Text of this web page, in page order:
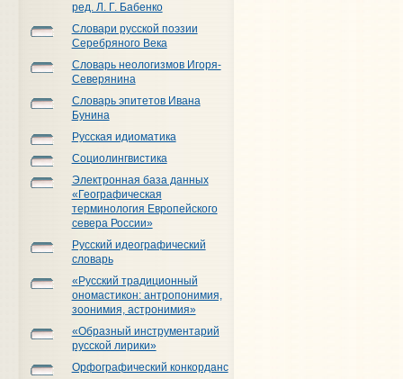
ред. Л. Г. Бабенко
Словари русской поэзии
Серебряного Века
Словарь неологизмов Игоря-
Северянина
Словарь эпитетов Ивана
Бунина
Русская идиоматика
Социолингвистика
Электронная база данных
«Географическая
терминология Европейского
севера России»
Русский идеографический
словарь
«Русский традиционный
ономастикон: антропонимия,
зоонимия, астронимия»
«Образный инструментарий
русской лирики»
Орфографический конкорданс